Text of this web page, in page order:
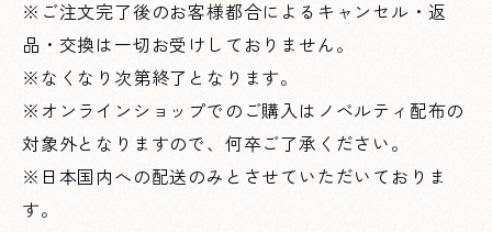
※ご注文完了後のお客様都合によるキャンセル・返
品・交換は一切お受けしておりません。
※なくなり次第終了となります。
※オンラインショップでのご購入はノベルティ配布の
対象外となりますので、何卒ご了承ください。
※日本国内への配送のみとさせていただいておりま
す。